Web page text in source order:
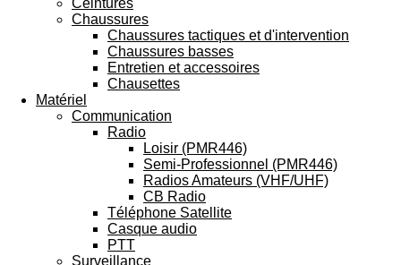
Ceintures
Chaussures
Chaussures tactiques et d'intervention
Chaussures basses
Entretien et accessoires
Chausettes
Matériel
Communication
Radio
Loisir (PMR446)
Semi-Professionnel (PMR446)
Radios Amateurs (VHF/UHF)
CB Radio
Téléphone Satellite
Casque audio
PTT
Surveillance